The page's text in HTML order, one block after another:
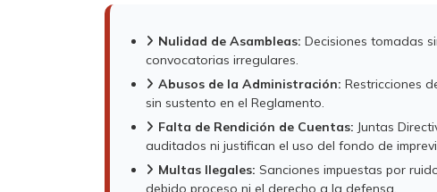
Nulidad de Asambleas: Decisiones tomadas
convocatorias irregulares.
Abusos de la Administración: Restricciones
sin sustento en el Reglamento.
Falta de Rendición de Cuentas: Juntas
auditados ni justifican el uso del fondo de
Multas Ilegales: Sanciones impuestas por
debido proceso ni el derecho a la defensa.